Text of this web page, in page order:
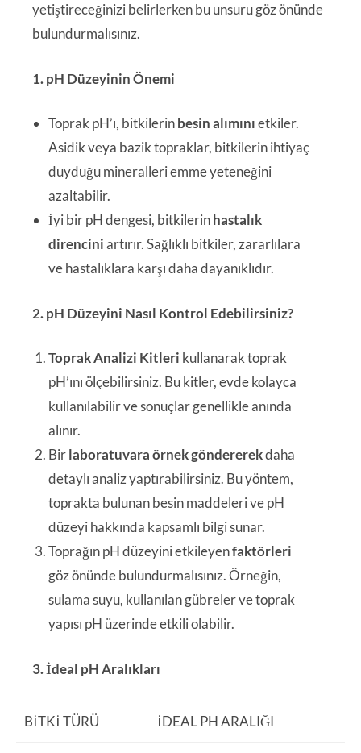
yetiştireceğinizi belirlerken bu unsuru göz önünde
bulundurmalısınız.
1. pH Düzeyinin Önemi
Toprak pH’ı, bitkilerinbesin alımınıetkiler.
Asidik veya bazik topraklar, bitkilerin ihtiyaç
duyduğu mineralleri emme yeteneğini
azaltabilir.
İyi bir pH dengesi, bitkilerinhastalık
direnciniartırır. Sağlıklı bitkiler, zararlılara
ve hastalıklara karşı daha dayanıklıdır.
2. pH Düzeyini Nasıl Kontrol Edebilirsiniz?
Toprak Analizi Kitleri kullanarak toprak
pH’ını ölçebilirsiniz. Bu kitler, evde kolayca
kullanılabilir ve sonuçlar genellikle anında
alınır.
Birlaboratuvara örnek göndererekdaha
detaylı analiz yaptırabilirsiniz. Bu yöntem,
toprakta bulunan besin maddeleri ve pH
düzeyi hakkında kapsamlı bilgi sunar.
Toprağın pH düzeyini etkileyenfaktörleri
göz önünde bulundurmalısınız. Örneğin,
sulama suyu, kullanılan gübreler ve toprak
yapısı pH üzerinde etkili olabilir.
3. İdeal pH Aralıkları
BITKI TÜRÜ İDEAL PH ARALIĞI